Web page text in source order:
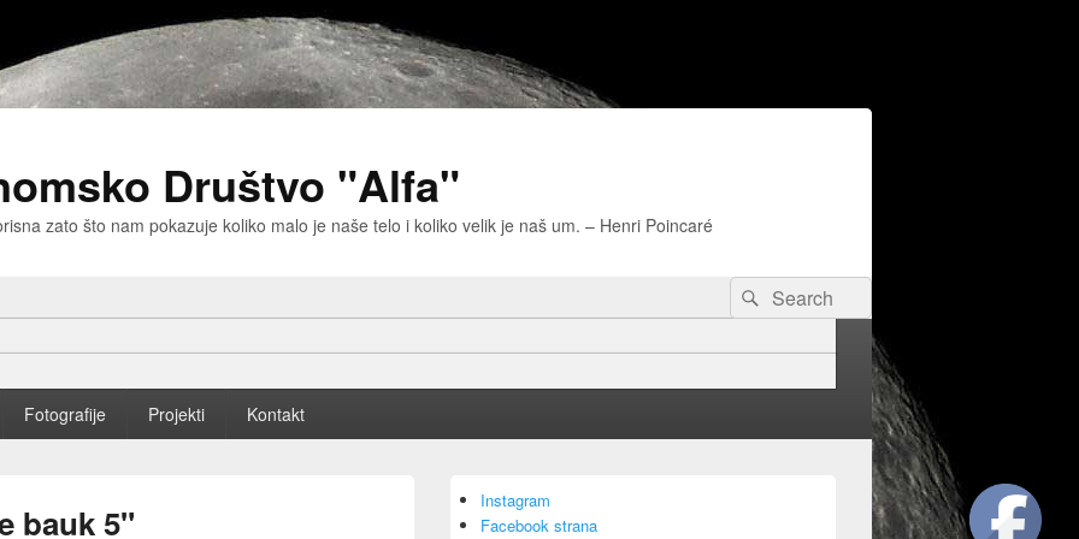
Društvo "Alfa"
zato što nam pokazuje koliko malo je naše telo i koliko velik je naš um. – Henri Poincaré
Search
for:
Search
Fotografije Projekti Kontakt
bauk 5"
Sidebar
Widget
Instagram
Facebook strana